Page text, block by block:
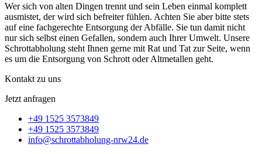
Wer sich von alten Dingen trennt und sein Leben einmal komplett
ausmistet, der wird sich befreiter fühlen. Achten Sie aber bitte stets
auf eine fachgerechte Entsorgung der Abfälle. Sie tun damit nicht
nur sich selbst einen Gefallen, sondern auch Ihrer Umwelt. Unsere
Schrottabholung steht Ihnen gerne mit Rat und Tat zur Seite, wenn
es um die Entsorgung von Schrott oder Altmetallen geht.
Kontakt zu uns
Jetzt anfragen
+49 1525 3573849
+49 1525 3573849
info@schrottabholung-nrw24.de